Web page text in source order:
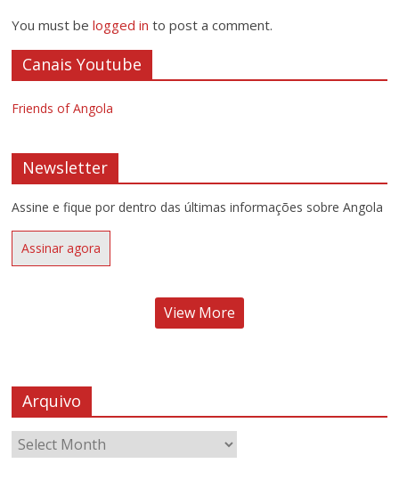
You must belogged in to post a comment.
Canais Youtube
Friends of Angola
Newsletter
Assine e fique por dentro das últimas informações sobre Angola
Assinar agora
View More
Arquivo